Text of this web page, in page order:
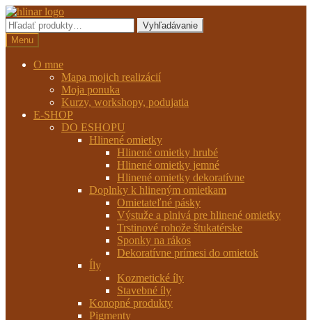
Preskočiť
na
navigáciu
Preskočiť
na
obsah
Hľadať:
Vyhľadávanie
Menu
O mne
Mapa mojich realizácií
Moja ponuka
Kurzy, workshopy, podujatia
E-SHOP
DO ESHOPU
Hlinené omietky
Hlinené omietky hrubé
Hlinené omietky jemné
Hlinené omietky dekoratívne
Doplnky k hlineným omietkam
Omietateľné pásky
Výstuže a plnivá pre hlinené omietky
Trstinové rohože štukatérske
Sponky na rákos
Dekoratívne prímesi do omietok
Íly
Kozmetické íly
Stavebné íly
Konopné produkty
Pigmenty